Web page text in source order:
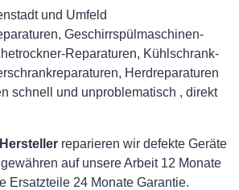
und Umfeld
Geschirrspülmaschinen-
Reparaturen, Kühlschrank-
Herdreparaturen
schnell und unproblematisch , direkt
reparieren wir defekte Geräte
auf unsere Arbeit 12 Monate
Ersatzteile 24 Monate Garantie.